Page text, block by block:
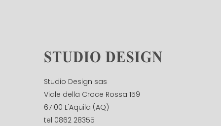
Studio Design sas
Viale della Croce Rossa 159
67100 L'Aquila (AQ)
tel 0862 28355